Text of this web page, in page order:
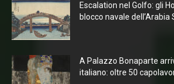
Escalation nel Golfo: gli
blocco navale dell’Arabia
A Palazzo Bonaparte
italiano: oltre 50